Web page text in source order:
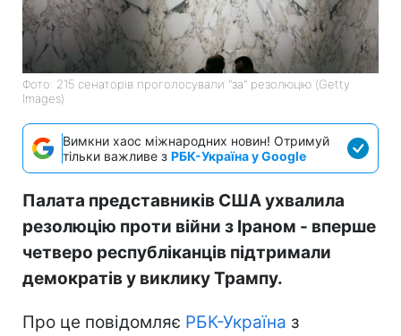
Фото: 215 сенаторів проголосували "за" резолюцію (Getty
Images)
Вимкни хаос міжнародних новин! Отримуй
тільки важливе з РБК-Україна у Google
Палата представників США ухвалила
резолюцію проти війни з Іраном - вперше
четверо республіканців підтримали
демократів у виклику Трампу.
Про це повідомляє РБК-Україна з